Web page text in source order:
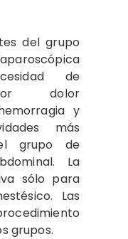
del grupo
de
dolor
y
más
grupo de
La
sólo para
Las
grupos.